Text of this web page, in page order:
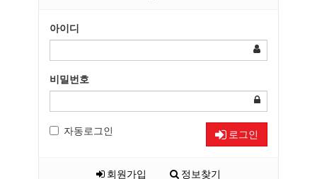
아이디
비밀번호
자동로그인 로그인
회원가입 정보찾기